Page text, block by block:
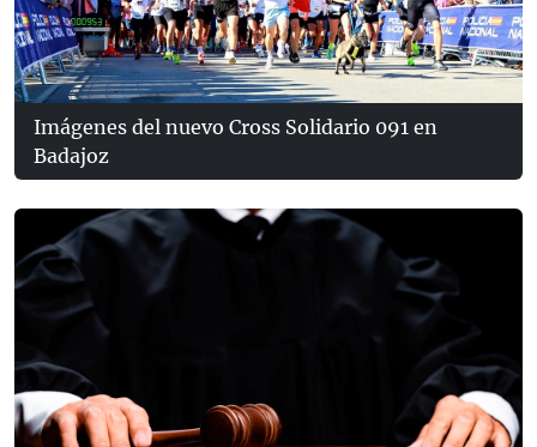
Imágenes del nuevo Cross Solidario 091 en
Badajoz